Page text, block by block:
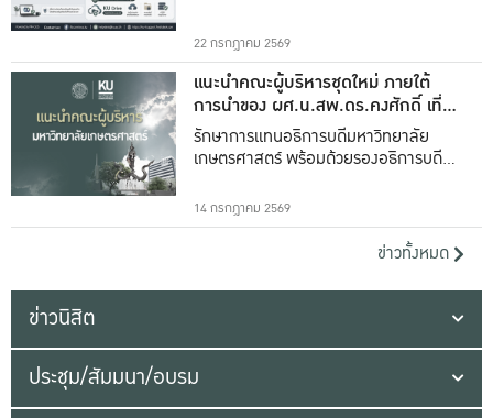
22 กรกฎาคม 2569
แนะนำคณะผู้บริหารชุดใหม่ ภายใต้
การนำของ ผศ.น.สพ.ดร.คงศักดิ์ เที่ยง
ธรรม
รักษาการแทนอธิการบดีมหาวิทยาลัย
เกษตรศาสตร์ พร้อมด้วยรองอธิการบดีทั้ง
14 กรกฎาคม 2569
ข่าวทั้งหมด
ข่าวนิสิต
ประชุม/สัมมนา/อบรม